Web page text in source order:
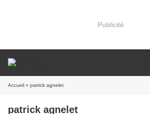
Publicité
Accueil » patrick agnelet
patrick agnelet